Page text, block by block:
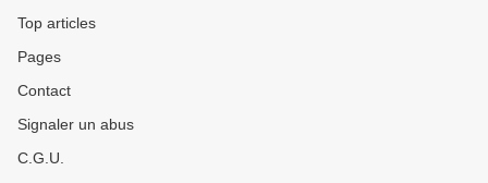
Top articles
Pages
Contact
Signaler un abus
C.G.U.